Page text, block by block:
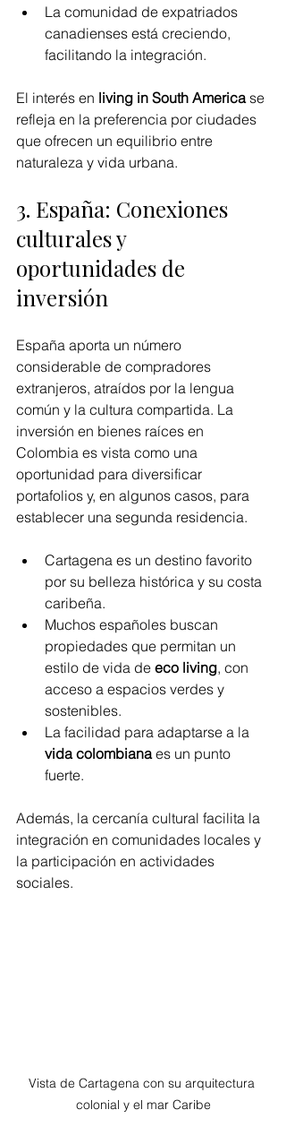
La comunidad de expatriados
canadienses está creciendo,
facilitando la integración.
El interés en living in South America se
refleja en la preferencia por ciudades
que ofrecen un equilibrio entre
naturaleza y vida urbana.
3. España: Conexiones
culturales y
oportunidades de
inversión
España aporta un número
considerable de compradores
extranjeros, atraídos por la lengua
común y la cultura compartida. La
inversión en bienes raíces en
Colombia es vista como una
oportunidad para diversificar
portafolios y, en algunos casos, para
establecer una segunda residencia.
Cartagena es un destino favorito
por su belleza histórica y su costa
caribeña.
Muchos españoles buscan
propiedades que permitan un
estilo de vida de eco living, con
acceso a espacios verdes y
sostenibles.
La facilidad para adaptarse a la
vida colombiana es un punto
fuerte.
Además, la cercanía cultural facilita la
integración en comunidades locales y
la participación en actividades
sociales.
Vista de Cartagena con su arquitectura
colonial y el mar Caribe